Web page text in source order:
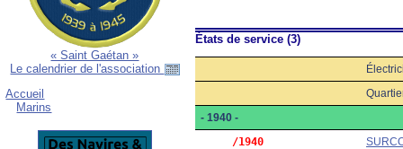
« Saint Gaétan »
Le calendrier de l'association
Accueil
Marins
États de service (3)
- 1940 -
     /1940